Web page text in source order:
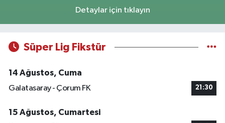
Detaylar için tıklayın
Süper Lig Fikstür
14 Ağustos, Cuma
Galatasaray - Çorum FK
21:30
15 Ağustos, Cumartesi